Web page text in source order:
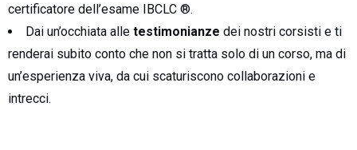
certificatore dell’esame IBCLC ®.
Dai un’occhiata alle testimonianze dei nostri corsisti e ti
renderai subito conto che non si tratta solo di un corso, ma di
un’esperienza viva, da cui scaturiscono collaborazioni e
intrecci.